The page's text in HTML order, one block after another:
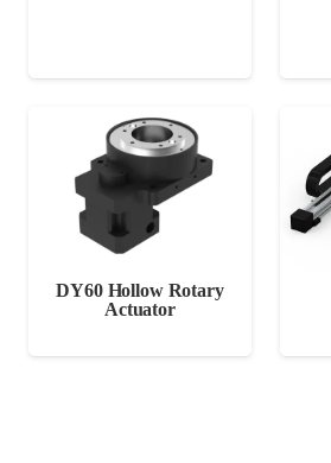
DY60 Hollow Rotary
Actuator